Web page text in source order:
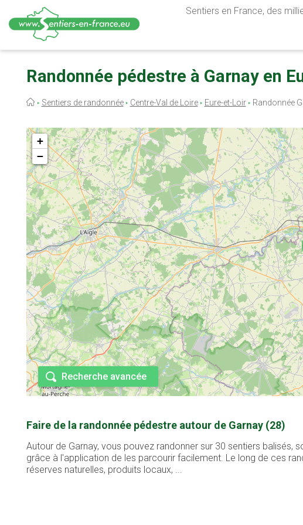
contenu
Sentiers en France, des
Randonnée pédestre à Garnay en
Fil
Sentiers de randonnée Centre-Val de Loire Eure-et-Loir Randonnée
+
−
Recherche avancée
Faire de la randonnée pédestre autour de Garnay (28)
Autour de Garnay, vous pouvez randonner sur 30 sentiers
grâce à l'application de les parcourir facilement. Le long de ces
réserves naturelles, produits locaux, ...